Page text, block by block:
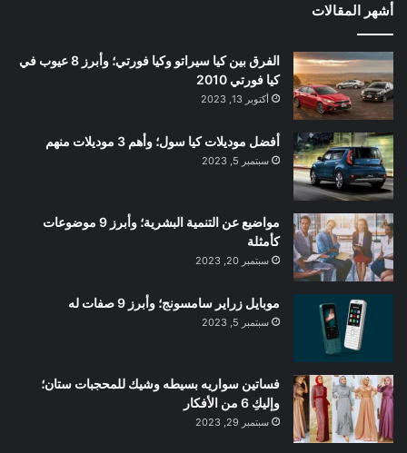
أشهر المقالات
الفرق بين كيا سيراتو وكيا فورتي؛ وأبرز 8 عيوب في
كيا فورتي 2010
أكتوبر 13, 2023
أفضل موديلات كيا سول؛ وأهم 3 موديلات منهم
سبتمبر 5, 2023
مواضيع عن التنمية البشرية؛ وأبرز 9 موضوعات
كأمثلة
سبتمبر 20, 2023
موبايل زراير سامسونج؛ وأبرز 9 صفات له
سبتمبر 5, 2023
فساتين سواريه بسيطه وشيك للمحجبات ستان؛
وإليكِ 6 من الأفكار
سبتمبر 29, 2023